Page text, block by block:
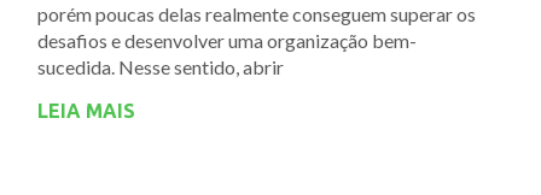
porém poucas delas realmente conseguem superar os
desafios e desenvolver uma organização bem-
sucedida. Nesse sentido, abrir
LEIA MAIS